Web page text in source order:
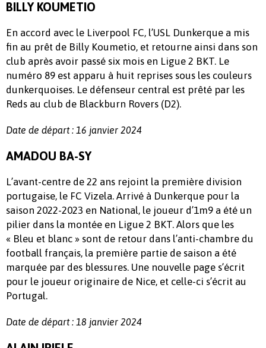
BILLY KOUMETIO
En accord avec le Liverpool FC, l’USL Dunkerque a mis
fin au prêt de Billy Koumetio, et retourne ainsi dans son
club après avoir passé six mois en Ligue 2 BKT. Le
numéro 89 est apparu à huit reprises sous les couleurs
dunkerquoises. Le défenseur central est prêté par les
Reds au club de Blackburn Rovers (D2).
Date de départ : 16 janvier 2024
AMADOU BA-SY
L’avant-centre de 22 ans rejoint la première division
portugaise, le FC Vizela. Arrivé à Dunkerque pour la
saison 2022-2023 en National, le joueur d’1m9 a été un
pilier dans la montée en Ligue 2 BKT. Alors que les
« Bleu et blanc » sont de retour dans l’anti-chambre du
football français, la première partie de saison a été
marquée par des blessures. Une nouvelle page s’écrit
pour le joueur originaire de Nice, et celle-ci s’écrit au
Portugal.
Date de départ : 18 janvier 2024